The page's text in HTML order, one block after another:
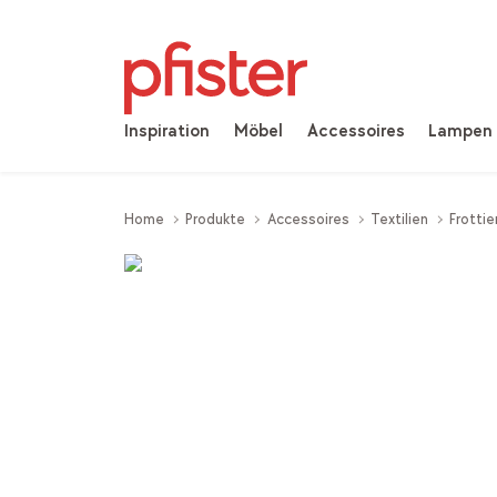
Inspiration Möbel Accessoires Lampen
Home Produkte Accessoires Textilien